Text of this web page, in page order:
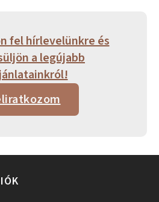
fel hírlevelünkre és
a legújabb